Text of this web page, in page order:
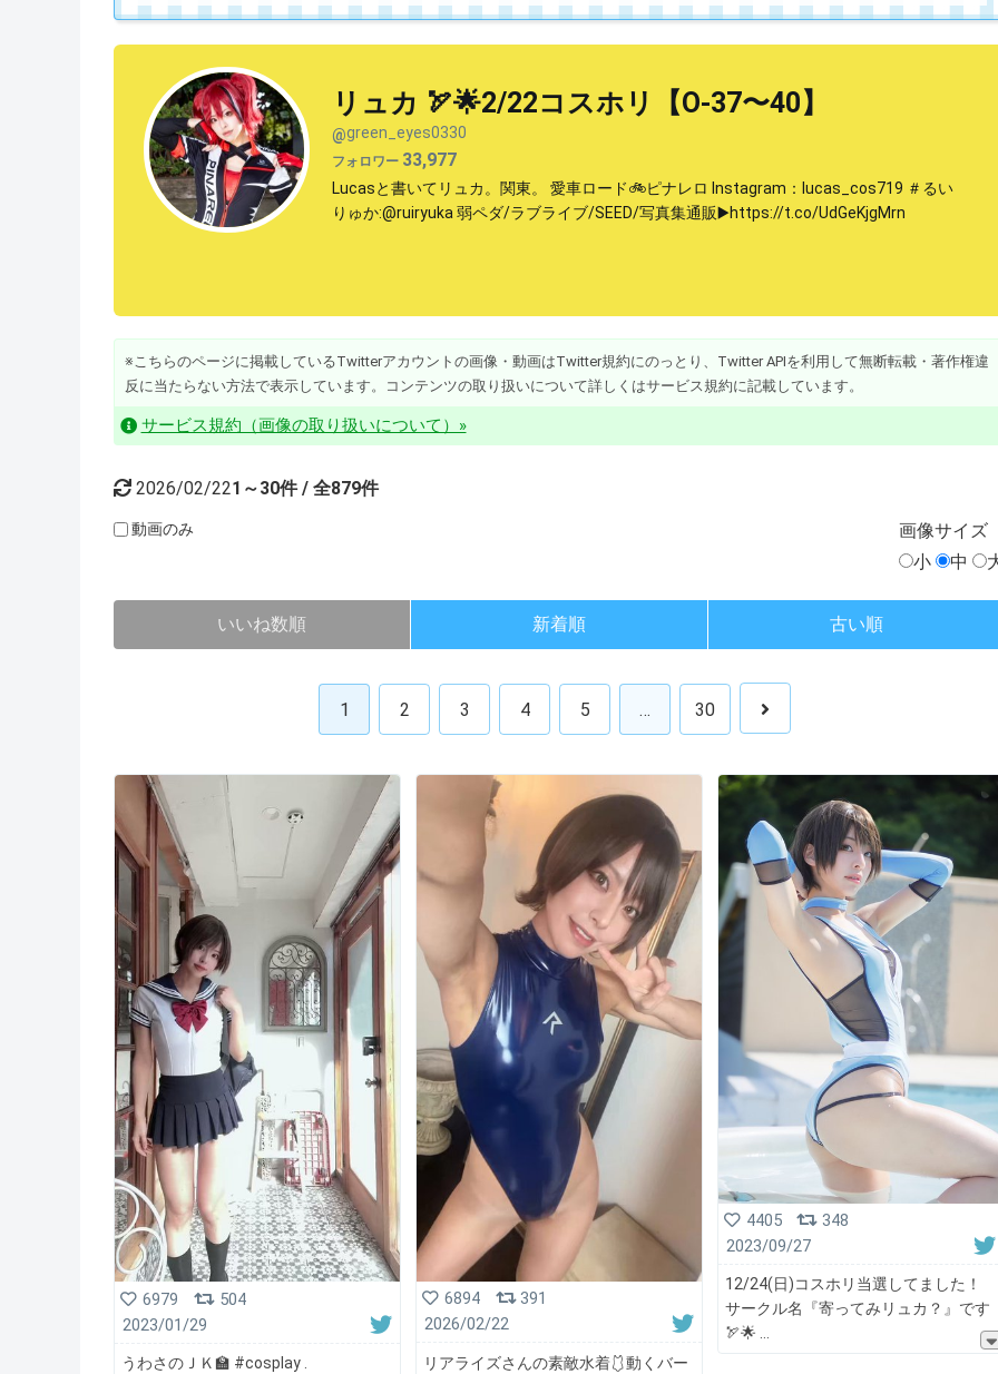
リュカ 🏹🌟2/22コスホリ【O-37〜40】
@green_eyes0330
フォロワー 33,977
Lucasと書いてリュカ。関東。 愛車ロード🚲ピナレロ Instagram：lucas_cos719 ＃るい
りゅか:@ruiryuka 弱ペダ/ラブライブ/SEED/写真集通販▶️https://t.co/UdGeKjgMrn
※こちらのページに掲載しているTwitterアカウントの画像・動画はTwitter規約にのっとり、Twitter APIを利用して無断転載・著作権違
反に当たらない方法で表示しています。コンテンツの取り扱いについて詳しくはサービス規約に記載しています。
サービス規約（画像の取り扱いについて）»
2026/02/221～30件 / 全879件
動画のみ 画像サイズ
小
中
いいね数順 新着順 古い順
1 2 3 4 5 … 30
6979
504
2023/01/29
うわさのＪＫ🏫 #cosplay .
6894
391
2026/02/22
リアライズさんの素敵水着🩱動くバー
4405
348
2023/09/27
12/24(日)コスホリ当選してました！
サークル名『寄ってみリュカ？』です
🏹🌟